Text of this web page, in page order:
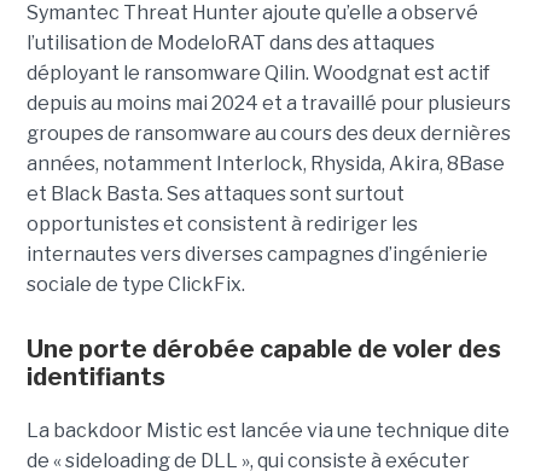
Symantec Threat Hunter ajoute qu’elle a observé
l’utilisation de ModeloRAT dans des attaques
déployant le ransomware Qilin. Woodgnat est actif
depuis au moins mai 2024 et a travaillé pour plusieurs
groupes de ransomware au cours des deux dernières
années, notamment Interlock, Rhysida, Akira, 8Base
et Black Basta. Ses attaques sont surtout
opportunistes et consistent à rediriger les
internautes vers diverses campagnes d’ingénierie
sociale de type ClickFix.
Une porte dérobée capable de voler des
identifiants
La backdoor Mistic est lancée via une technique dite
de « sideloading de DLL », qui consiste à exécuter